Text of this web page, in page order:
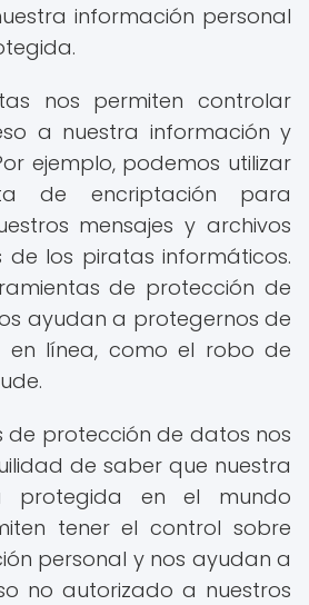
información personal
nos permiten controlar
a nuestra información y
ejemplo, podemos utilizar
de encriptación para
mensajes y archivos
de los piratas informáticos.
de protección de
ayudan a protegernos de
en línea, como el robo de
de protección de datos nos
de saber que nuestra
protegida en el mundo
tener el control sobre
personal y nos ayudan a
no autorizado a nuestros